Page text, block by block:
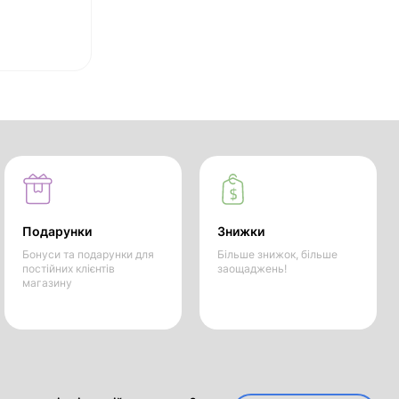
Подарунки
Бонуси та подарунки для
постійних клієнтів
магазину
Знижки
Більше знижок, більше
заощаджень!